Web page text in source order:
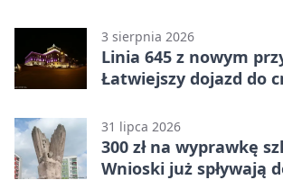
3 sierpnia 2026
Linia 645 z nowym
Łatwiejszy dojazd do
31 lipca 2026
300 zł na wyprawkę
Wnioski już spływają